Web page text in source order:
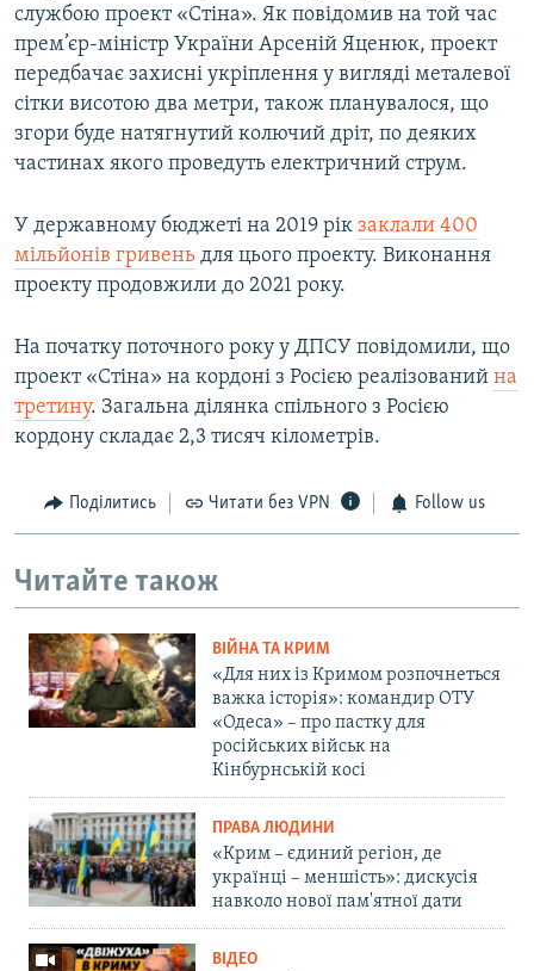
службою проект «Стіна». Як повідомив на той час
прем’єр-міністр України Арсеній Яценюк, проект
передбачає захисні укріплення у вигляді металевої
сітки висотою два метри, також планувалося, що
згори буде натягнутий колючий дріт, по деяких
частинах якого проведуть електричний струм.
У державному бюджеті на 2019 рік заклали 400
мільйонів гривень для цього проекту. Виконання
проекту продовжили до 2021 року.
На початку поточного року у ДПСУ повідомили, що
проект «Стіна» на кордоні з Росією реалізований на
третину. Загальна ділянка спільного з Росією
кордону складає 2,3 тисяч кілометрів.
Поділитись Читати без VPN Follow us
Читайте також
ВІЙНА ТА КРИМ
«Для них із Кримом розпочнеться
важка історія»: командир ОТУ
«Одеса» – про пастку для
російських військ на
Кінбурнській косі
ПРАВА ЛЮДИНИ
«Крим – єдиний регіон, де
українці – меншість»: дискусія
навколо нової пам'ятної дати
ВІДЕО